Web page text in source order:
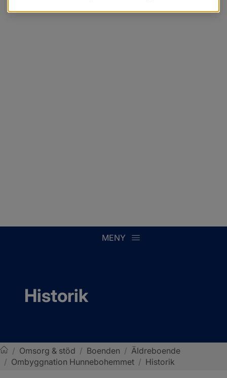
MENY
Historik
Sotenäs kommun
/ Omsorg & stöd / Boenden / Äldreboende
/ Ombyggnation Hunnebohemmet / Historik